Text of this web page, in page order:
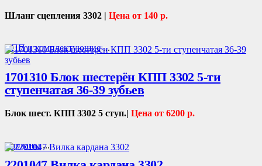
Шланг сцепления 3302 | Цена от 140 р.
КПП и комплектующие...
1701310 Блок шестерён КПП 3302 5-ти
ступенчатая 36-39 зубьев
Блок шест. КПП 3302 5 ступ.| Цена от 6200 р.
Карданы...